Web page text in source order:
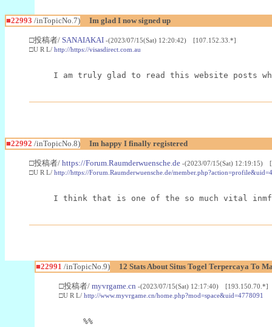
■22993 /inTopicNo.7) Im glad I now signed up
□投稿者/ SANAIAKAI -(2023/07/15(Sat) 12:20:42) [107.152.33.*]
□U R L/ http://https://visasdirect.com.au
I am truly glad to read this website posts
■22992 /inTopicNo.8) Im happy I finally registered
□投稿者/ https://Forum.Raumderwuensche.de -(2023/07/15(Sat) 12:19:15)
□U R L/ http://https://Forum.Raumderwuensche.de/
I think that is one of the so much vital
■22991 /inTopicNo.9) 12 Stats About Situs Togel Terpercaya To
□投稿者/ myvrgame.cn -(2023/07/15(Sat) 12:17:40) [193.150.70.*]
□U R L/ http://www.myvrgame.cn/home.php?mod=space&uid=4778091
%%